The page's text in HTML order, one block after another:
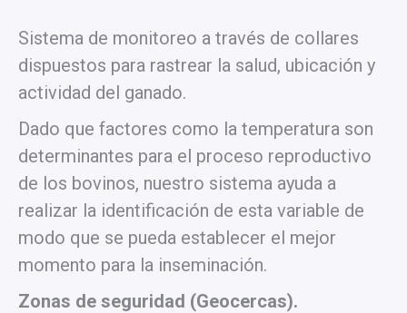
Sistema de monitoreo a través de collares
dispuestos para rastrear la salud, ubicación y
actividad del ganado.
Dado que factores como la temperatura son
determinantes para el proceso reproductivo
de los bovinos, nuestro sistema ayuda a
realizar la identificación de esta variable de
modo que se pueda establecer el mejor
momento para la inseminación.
Zonas de seguridad (Geocercas).